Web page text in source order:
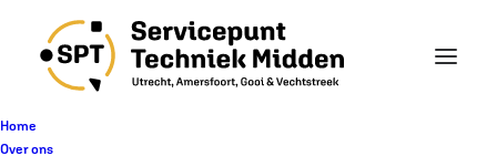
Home
Over ons